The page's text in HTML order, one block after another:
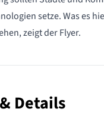
setze. Was es
zeigt der Flyer.
Details